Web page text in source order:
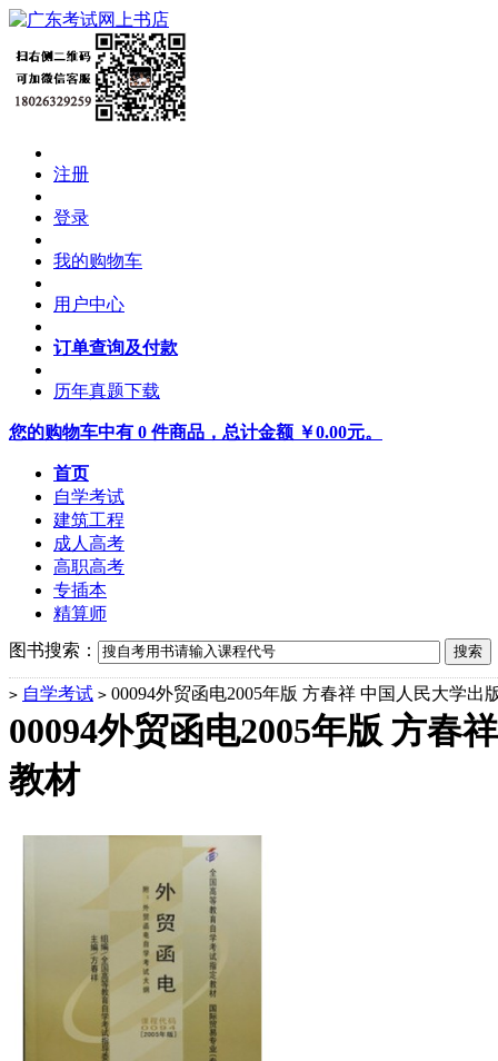
注册
登录
我的购物车
用户中心
订单查询及付款
历年真题下载
您的购物车中有 0 件商品，总计金额 ￥0.00元。
首页
自学考试
建筑工程
成人高考
高职高考
专插本
精算师
图书搜索：
> 自学考试 > 00094外贸函电2005年版 方春祥 中国人民大学出
00094外贸函电2005年版 方春
教材